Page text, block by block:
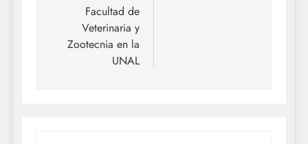
entradas
Facultad de
Veterinaria y
Zootecnia en la
UNAL